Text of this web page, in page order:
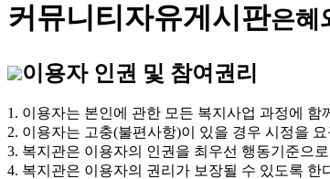
커뮤니티자유게시판은혜
이용자 인권 및 참여권리
1. 이용자는 본인에 관한 모든 복지사업 과정에 함
2. 이용자는 고충(불편사항)이 있을 경우 시정을
3. 복지관은 이용자의 인권을 최우선 행동기준으
4. 복지관은 이용자의 권리가 보장될 수 있도록 한